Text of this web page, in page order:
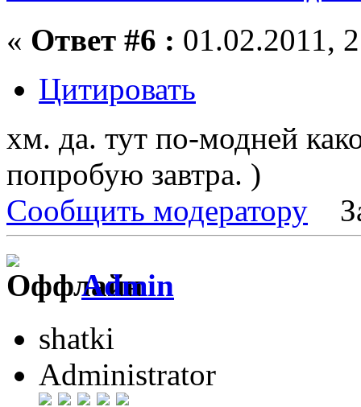
« Ответ #6 : 01.02.2011,
Цитировать
хм. да. тут по-модней
попробую завтра. )
Сообщить модератору
Admin
shatki
Administrator